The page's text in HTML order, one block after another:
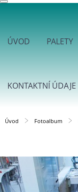
ÚVOD PALETY
KONTAKTNÍ ÚDAJE
Úvod Fotoalbum